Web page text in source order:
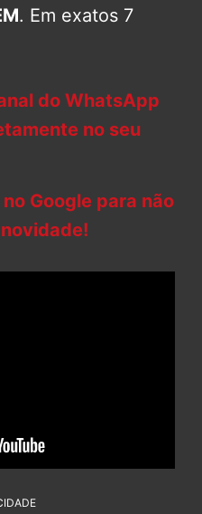
. Em exatos 7
do WhatsApp
no seu
Google para não